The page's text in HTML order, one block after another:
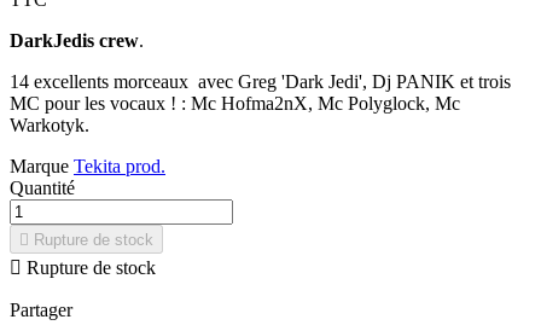
DarkJedis crew.
14 excellents morceaux avec Greg 'Dark Jedi', Dj PANIK et trois
MC pour les vocaux ! : Mc Hofma2nX, Mc Polyglock, Mc
Warkotyk.
Marque Tekita prod.
Quantité
 Rupture de stock
 Rupture de stock
Partager